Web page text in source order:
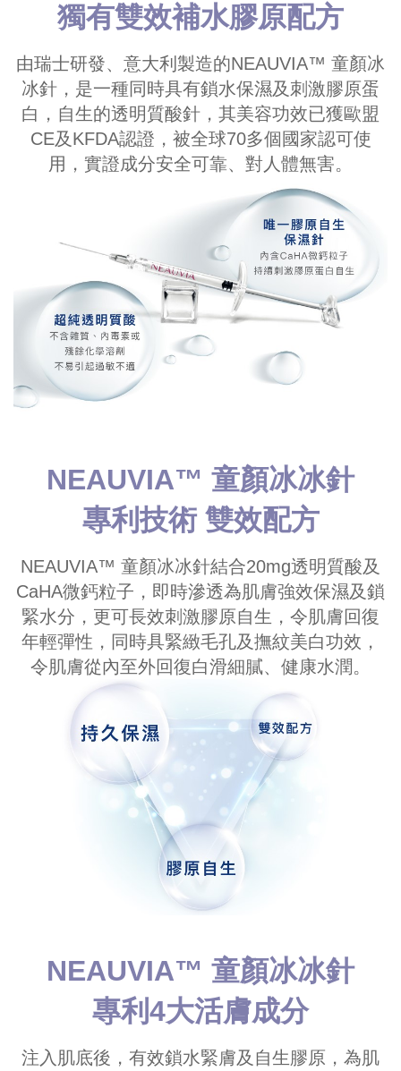
獨有雙效補水膠原配方
由瑞士研發、意大利製造的NEAUVIA™ 童顏冰
冰針，是一種同時具有鎖水保濕及刺激膠原蛋
白，自生的透明質酸針，其美容功效已獲歐盟
CE及KFDA認證，被全球70多個國家認可使
用，實證成分安全可靠、對人體無害。
NEAUVIA™ 童顏冰冰針
專利技術 雙效配方
NEAUVIA™ 童顏冰冰針結合20mg透明質酸及
CaHA微鈣粒子，即時滲透為肌膚強效保濕及鎖
緊水分，更可長效刺激膠原自生，令肌膚回復
年輕彈性，同時具緊緻毛孔及撫紋美白功效，
令肌膚從內至外回復白滑細膩、健康水潤。
NEAUVIA™ 童顏冰冰針
專利4大活膚成分
注入肌底後，有效鎖水緊膚及自生膠原，為肌